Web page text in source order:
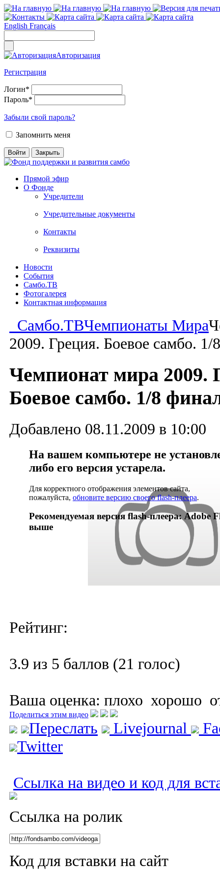
English Français
Авторизация
Регистрация
Логин*
Пароль*
Забыли свой пароль?
Запомнить меня
Прямой эфир
О Фонде
Учредители
Учредительные документы
Контакты
Реквизиты
Новости
События
Самбо.ТВ
Фотогалерея
Контактная информация
Самбо.ТВЧемпионаты Мира
2009. Греция. Боевое самбо. 1/
Чемпионат мира 2009.
Боевое самбо. 1/8
Добавлено 08.11.2009 в 10:00
На вашем компьютере не
либо его версия устарела.
Для корректного отображения элементов сайта,
пожалуйста, обновите версию своего flash-плеера.
Рекомендуемая версия flash-плеера: Adobe
выше
Рейтинг:
3.9 из 5 баллов (21 голос)
Ваша оценка: плохо хорошо
Поделиться этим видео
Переслать Livejournal
Twitter
Ссылка на видео и код для
Ссылка на ролик
Код для вставки на сайт